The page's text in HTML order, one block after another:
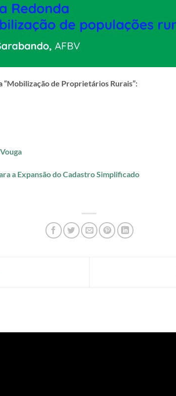
de Proprietários Rurais”:
a Expansão do Cadastro Simplificado